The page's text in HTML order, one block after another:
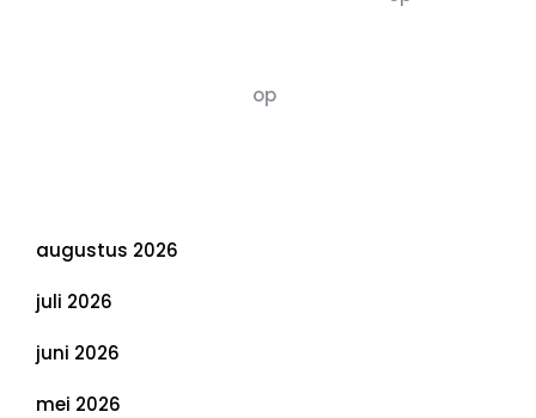
op
augustus 2026
juli 2026
juni 2026
mei 2026